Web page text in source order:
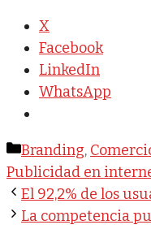
X
Facebook
LinkedIn
WhatsApp
Categorías
Branding,
Publicidad en
El 92,2% de los
La competencia